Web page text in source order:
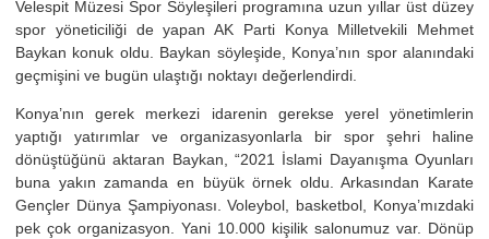
Velespit Müzesi Spor Söyleşileri programına uzun yıllar üst düzey
spor yöneticiliği de yapan AK Parti Konya Milletvekili Mehmet
Baykan konuk oldu. Baykan söyleşide, Konya’nın spor alanındaki
geçmişini ve bugün ulaştığı noktayı değerlendirdi.
Konya’nın gerek merkezi idarenin gerekse yerel yönetimlerin
yaptığı yatırımlar ve organizasyonlarla bir spor şehri haline
dönüştüğünü aktaran Baykan, “2021 İslami Dayanışma Oyunları
buna yakın zamanda en büyük örnek oldu. Arkasından Karate
Gençler Dünya Şampiyonası. Voleybol, basketbol, Konya’mızdaki
pek çok organizasyon. Yani 10.000 kişilik salonumuz var. Dönüp